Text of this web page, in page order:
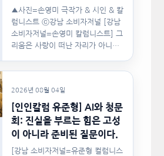
▲사진=손영미 극작가 & 시인 & 칼
럼니스트 ⓒ강남 소비자저널 [강남
소비자저널=손영미 칼럼니스트] 그
리움은 사랑이 떠난 자리가 아니라,
2026년 08월 04일
[인인칼럼 유준형] AI와 청문
회: 진실을 부르는 힘은 고성
이 아니라 준비된 질문이다.
[강남 소비자저널=유준형 컬럼니스